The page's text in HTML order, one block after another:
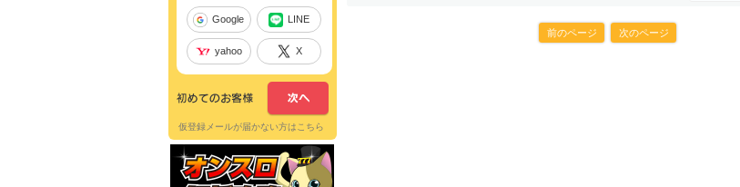
前のページ 次のページ
Google LINE
yahoo X
仮登録メールが届かない方はこちら